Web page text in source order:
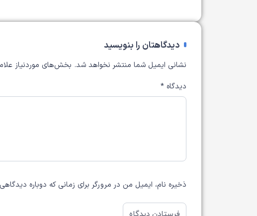
دیدگاهتان را بنویسید
نشانی ایمیل شما منتشر نخواهد شد. بخش‌های موردنیاز
دیدگاه *
ذخیره نام، ایمیل من در مرورگر برای زمانی که دوباره